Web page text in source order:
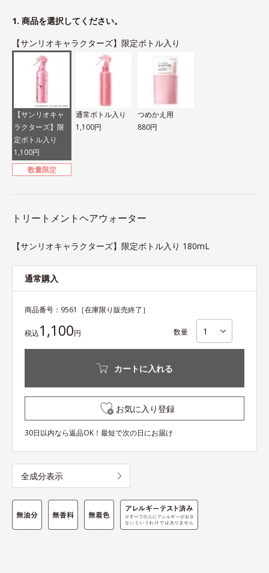
1. 商品を選択してください。
【サンリオキャラクターズ】限定ボトル入り
【サンリオキャ
ラクターズ】限
定ボトル入り
1,100円
数量限定
通常ボトル入り
1,100円
つめかえ用
880円
トリートメントヘアウォーター
【サンリオキャラクターズ】限定ボトル入り 180mL
通常購入
商品番号： 9561 ［在庫限り販売終了］
税込1,100円 数量
カートに入れる
お気に入り登録
30日以内なら返品OK！最短で次の日にお届け
全成分表示